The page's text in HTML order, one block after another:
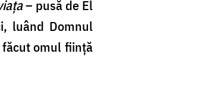
– pusă de El
luând Domnul
omul ființă